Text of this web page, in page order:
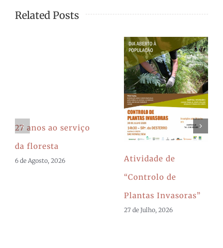
Related Posts
27 anos ao serviço
da floresta
6 de Agosto, 2026
Atividade de
“Controlo de
Plantas Invasoras”
27 de Julho, 2026